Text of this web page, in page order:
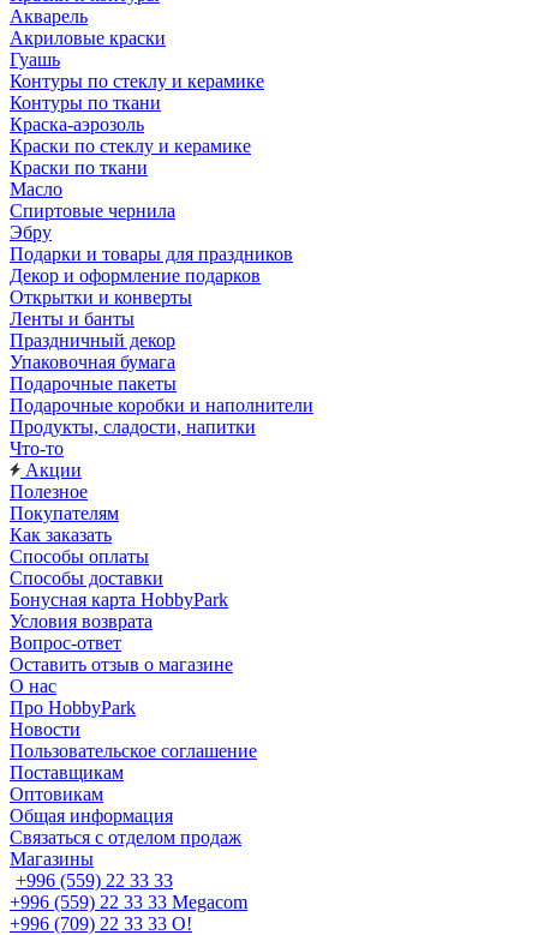
Акварель
Акриловые краски
Гуашь
Контуры по стеклу и керамике
Контуры по ткани
Краска-аэрозоль
Краски по стеклу и керамике
Краски по ткани
Масло
Спиртовые чернила
Эбру
Подарки и товары для праздников
Декор и оформление подарков
Открытки и конверты
Ленты и банты
Праздничный декор
Упаковочная бумага
Подарочные пакеты
Подарочные коробки и наполнители
Продукты, сладости, напитки
Что-то
Акции
Полезное
Покупателям
Как заказать
Способы оплаты
Способы доставки
Бонусная карта HobbyPark
Условия возврата
Вопрос-ответ
Оставить отзыв о магазине
О нас
Про HobbyPark
Новости
Пользовательское соглашение
Поставщикам
Оптовикам
Общая информация
Связаться с отделом продаж
Магазины
+996 (559) 22 33 33
+996 (559) 22 33 33 Megacom
+996 (709) 22 33 33 O!